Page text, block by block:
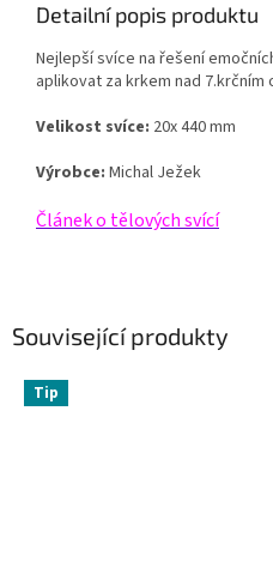
Související produkty
Tip
Detailní popis produktu
Nejlepší svíce na řešení
aplikovat za krkem nad 7.krčním
Velikost svíce: 20x 440 mm
Výrobce: Michal Ježek
Článek o tělových svící